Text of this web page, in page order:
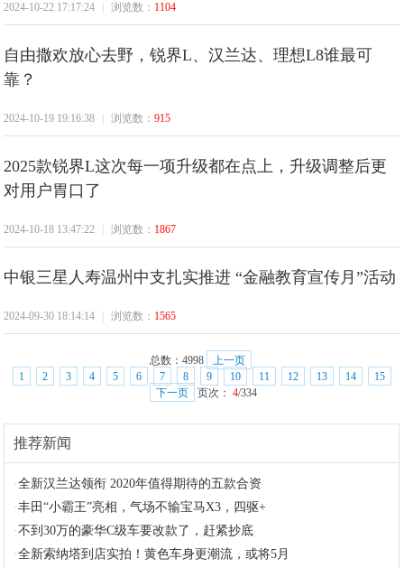
2024-10-22 17:17:24 浏览数： 1104
自由撒欢放心去野，锐界L、汉兰达、理想L8谁最可
靠？
2024-10-19 19:16:38 浏览数：915
2025款锐界L这次每一项升级都在点上，升级调整后更
对用户胃口了
2024-10-18 13:47:22 浏览数： 1867
中银三星人寿温州中支扎实推进 “金融教育宣传月”活动
2024-09-30 18:14:14 浏览数： 1565
总数： 4998
上一页
1
2 3 4 5 6 7 8 9 10 11 12 13 14
15
下一页
页次： 4/334
推荐新闻
·全新汉兰达领衔 2020年值得期待的五款合资
·丰田“小霸王”亮相，气场不输宝马X3，四驱+
·不到30万的豪华C级车要改款了，赶紧抄底
·全新索纳塔到店实拍！黄色车身更潮流，或将5月